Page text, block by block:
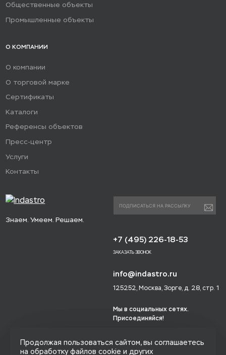
Знаем. Умеем. Решаем.
Общественные объекты
Промышленные объекты
О КОМПАНИИ
О компании
О торговой марке
Сертификаты
Каталоги
Референсы объектов
Пресс-центр
Услуги
Контакты
+7 (495) 226-18-53
ЗАКАЗАТЬ ЗВОНОК
info@indastro.ru
125252, Москва, Зорге, д. 28, стр. 1
Мы в социальных сетях.
Присоединяйся!
Продолжая пользоваться сайтом, вы соглашаетесь
на обработку файлов cookie и других